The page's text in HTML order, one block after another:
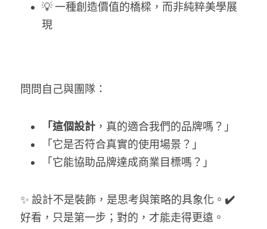
💡 一種創造價值的橋樑，而非純粹美學展
現
問問自己與團隊：
「這個設計 ，真的適合我們的品牌嗎？」
「它是否符合真實的使用場景？」
「它能協助品牌達成商業目標嗎？」
✨ 設計不是裝飾，是思考與策略的具象化。
好看，只是第一步；對的，才能走得更遠。